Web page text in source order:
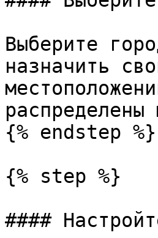
Выберите
назначить
{% endstep %}
{% step %}
####